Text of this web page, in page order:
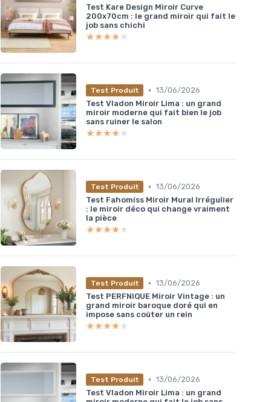
Test Kare Design Miroir Curve
200x70cm : le grand miroir qui fait le
job sans chichi
★★★★★
★★★★★
Test Produit • 13/06/2026
Test Vladon Miroir Lima : un grand
miroir moderne qui fait bien le job
sans ruiner le salon
★★★★★
★★★★★
Test Produit • 13/06/2026
Test Fahomiss Miroir Mural Irrégulier
: le miroir déco qui change vraiment
la pièce
★★★★★
★★★★★
Test Produit • 13/06/2026
Test PERFNIQUE Miroir Vintage : un
grand miroir baroque doré qui en
impose sans coûter un rein
★★★★★
★★★★★
Test Produit • 13/06/2026
Test Vladon Miroir Lima : un grand